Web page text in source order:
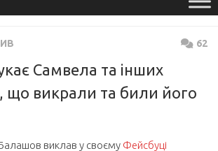
62
Самвела та інших
що викрали та били його
виклав у своєму Фейсбуці